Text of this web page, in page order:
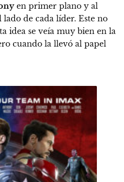
en primer plano y al
lado de cada líder. Este no
idea se veía muy bien en la
cuando la llevó al papel